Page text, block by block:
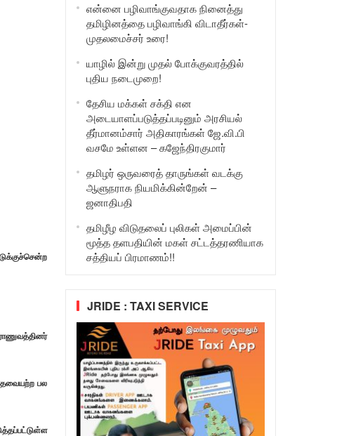
பல
என்னை பழிவாங்குவதாக நினைத்து
தமிழினத்தை பழிவாங்கி விடாதீர்கள்-
முதலமைச்சர் உரை!
யாழில் இன்று முதல் போக்குவரத்தில்
புதிய நடைமுறை!
தேசிய மக்கள் சக்தி என
அடையாளப்படுத்தப்படினும் அரசியல்
தீர்மானம்சார் அதிகாரங்கள் ஜே.வி.பி
வசமே உள்ளன – கஜேந்திரகுமார்
தமிழர் ஒருவரைத் தாருங்கள் வடக்கு
ஆளுநராக நியமிக்கின்றேன் –
ஜனாதிபதி
தமிழீழ விடுதலைப் புலிகள் அமைப்பின்
மூத்த தளபதியின் மகள் சட்டத்தரணியாக
சத்தியப் பிரமாணம்!!
JRIDE : TAXI SERVICE